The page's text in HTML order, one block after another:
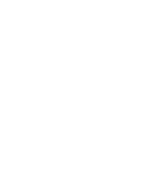
WAHRNEHMUNG